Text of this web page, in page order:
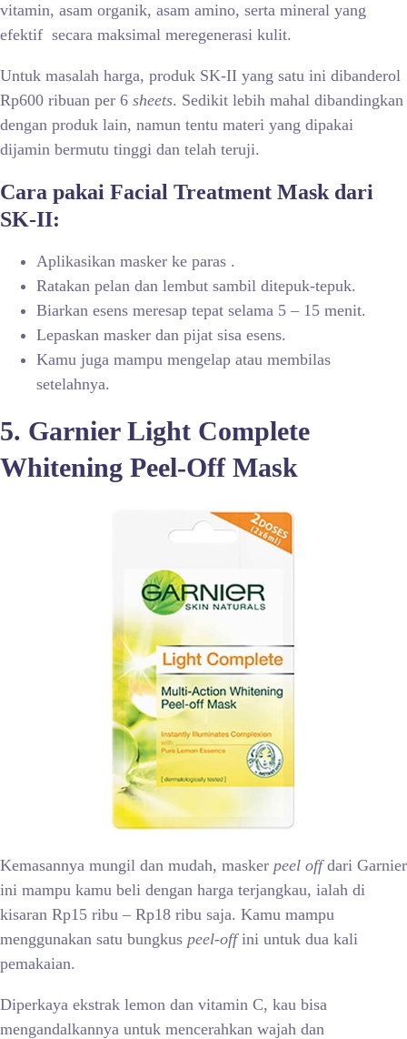
vitamin, asam organik, asam amino, serta mineral yang
efektif secara maksimal meregenerasi kulit.
Untuk masalah harga, produk SK-II yang satu ini dibanderol
Rp600 ribuan per 6 sheets. Sedikit lebih mahal dibandingkan
dengan produk lain, namun tentu materi yang dipakai
dijamin bermutu tinggi dan telah teruji.
Cara pakai Facial Treatment Mask dari
SK-II:
Aplikasikan masker ke paras .
Ratakan pelan dan lembut sambil ditepuk-tepuk.
Biarkan esens meresap tepat selama 5 – 15 menit.
Lepaskan masker dan pijat sisa esens.
Kamu juga mampu mengelap atau membilas
setelahnya.
5. Garnier Light Complete
Whitening Peel-Off Mask
Kemasannya mungil dan mudah, masker peel offdari Garnier
ini mampu kamu beli dengan harga terjangkau, ialah di
kisaran Rp15 ribu – Rp18 ribu saja. Kamu mampu
menggunakan satu bungkus peel-offini untuk dua kali
pemakaian.
Diperkaya ekstrak lemon dan vitamin C, kau bisa
mengandalkannya untuk mencerahkan wajah dan